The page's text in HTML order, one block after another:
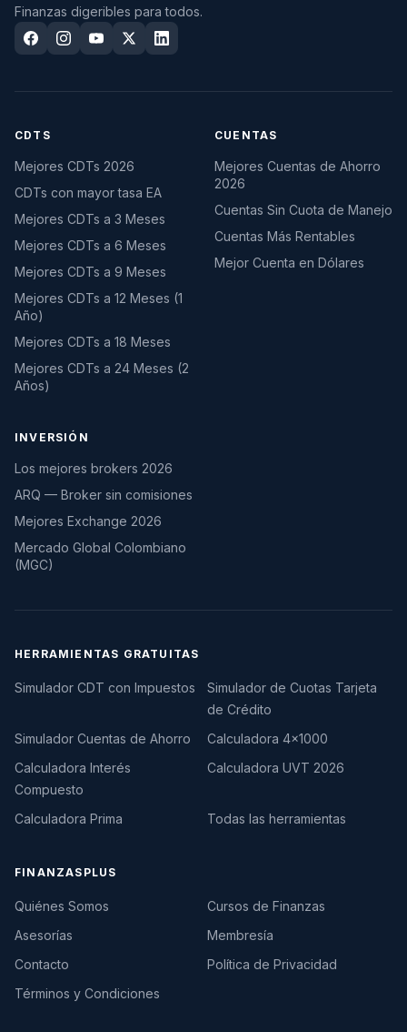
Finanzas digeribles para todos.
CDTS
Mejores CDTs 2026
CDTs con mayor tasa EA
Mejores CDTs a 3 Meses
Mejores CDTs a 6 Meses
Mejores CDTs a 9 Meses
Mejores CDTs a 12 Meses (1
Año)
Mejores CDTs a 18 Meses
Mejores CDTs a 24 Meses (2
Años)
CUENTAS
Mejores Cuentas de Ahorro
2026
Cuentas Sin Cuota de Manejo
Cuentas Más Rentables
Mejor Cuenta en Dólares
INVERSIÓN
Los mejores brokers 2026
ARQ — Broker sin comisiones
Mejores Exchange 2026
Mercado Global Colombiano
(MGC)
HERRAMIENTAS GRATUITAS
Simulador CDT con Impuestos
Simulador de Cuotas Tarjeta
de Crédito
Simulador Cuentas de Ahorro
Calculadora 4×1000
Calculadora Interés
Compuesto
Calculadora UVT 2026
Calculadora Prima Todas las herramientas
FINANZASPLUS
Quiénes Somos
Cursos de Finanzas
Asesorías
Membresía
Contacto
Política de Privacidad
Términos y Condiciones